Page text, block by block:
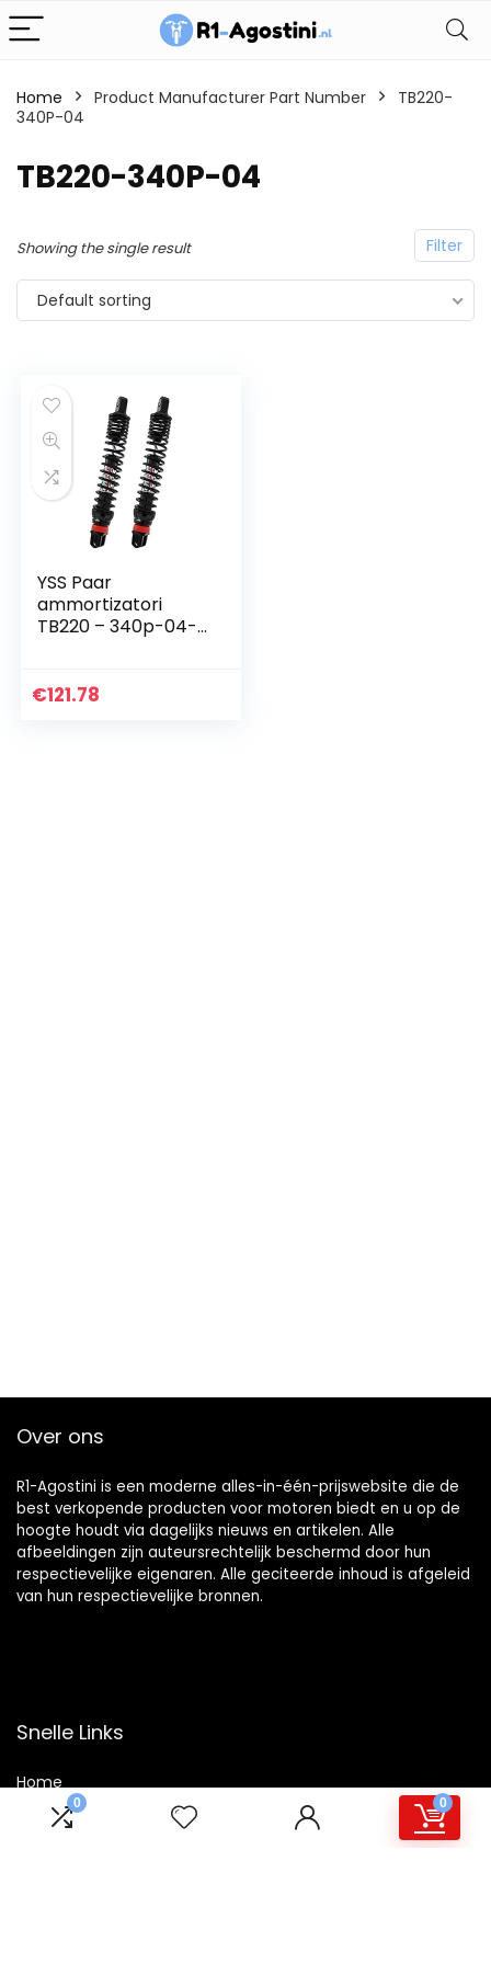
0 0
Home Product Manufacturer Part Number
TB220-
340P-04
TB220-340P-04
Filter
Showing the single result
Default sorting
YSS Paar
ammortizatori
TB220 – 340p-04-x
(schokdemper
€121.78
Over ons
R1-Agostini is een moderne alles-in-één-prijswebsite die de
best verkopende producten voor motoren biedt en u op de
hoogte houdt via dagelijks nieuws en artikelen. Alle
afbeeldingen zijn auteursrechtelijk beschermd door hun
respectievelijke eigenaren. Alle geciteerde inhoud is afgeleid
van hun respectievelijke bronnen.
Snelle Links
Home
Winkel